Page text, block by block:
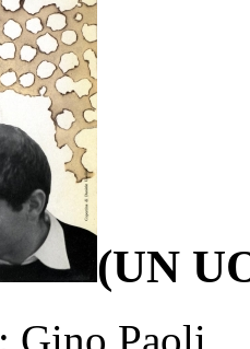
(UN
: Gino Paoli